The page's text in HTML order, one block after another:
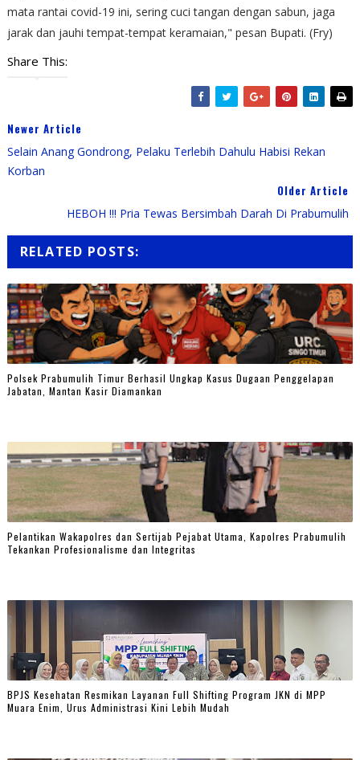
mata rantai covid-19 ini, sering cuci tangan dengan sabun, jaga
jarak dan jauhi tempat-tempat keramaian," pesan Bupati. (Fry)
Share This:
Newer Article
Selain Anang Gondrong, Pelaku Terlebih Dahulu Habisi Rekan
Korban
Older Article
HEBOH !!! Pria Tewas Bersimbah Darah Di Prabumulih
RELATED POSTS:
Polsek Prabumulih Timur Berhasil Ungkap Kasus Dugaan Penggelapan
Jabatan, Mantan Kasir Diamankan
Pelantikan Wakapolres dan Sertijab Pejabat Utama, Kapolres Prabumulih
Tekankan Profesionalisme dan Integritas
BPJS Kesehatan Resmikan Layanan Full Shifting Program JKN di MPP
Muara Enim, Urus Administrasi Kini Lebih Mudah